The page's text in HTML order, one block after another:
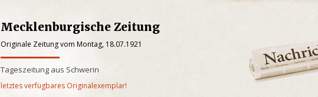
Mecklenburgische Zeitung
Originale Zeitung vom Montag, 18.07.1921
Tageszeitung aus Schwerin
letztes verfügbares Originalexemplar!